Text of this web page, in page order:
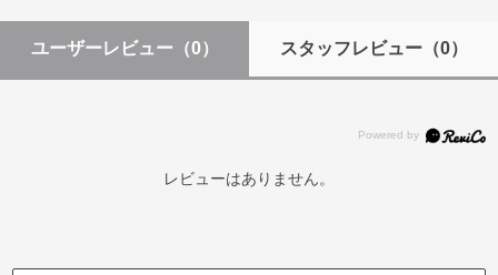
ユーザーレビュー （0） スタッフレビュー（0）
レビューはありません。